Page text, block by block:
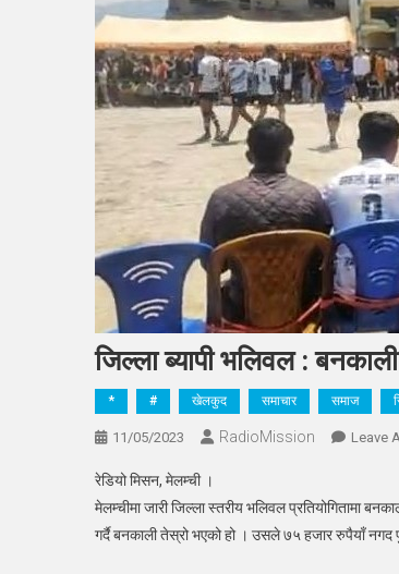
जिल्ला ब्यापी भलिवल :
* # खेलकुद समाचार समाज
11/05/2023 RadioMission Leave
रेडियो मिसन, मेलम्ची ।
मेलम्चीमा जारी जिल्ला स्तरीय भलिवल प्रतियोगितामा
गर्दै बनकाली तेस्रो भएको हो । उसले ७५ हजार रुपैयाँ नगद